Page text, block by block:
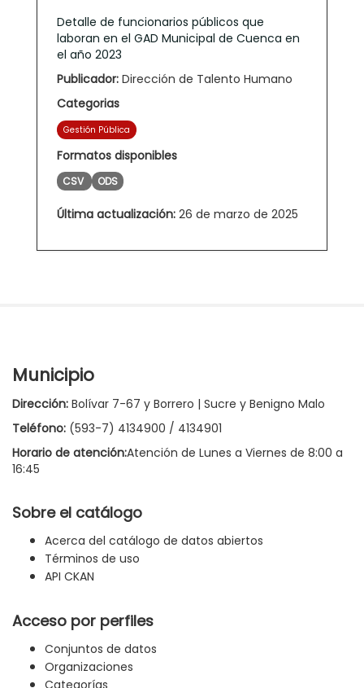
Detalle de funcionarios públicos que
laboran en el GAD Municipal de Cuenca en
el año 2023
Publicador: Dirección de Talento Humano
Categorias
Gestión Pública
Formatos disponibles
CSV ODS
Última actualización: 26 de marzo de 2025
Municipio
Dirección: Bolívar 7-67 y Borrero | Sucre y Benigno Malo
Teléfono: (593-7) 4134900 / 4134901
Horario de atención:Atención de Lunes a Viernes de 8:00 a
16:45
Sobre el catálogo
Acerca del catálogo de datos abiertos
Términos de uso
API CKAN
Acceso por perfiles
Conjuntos de datos
Organizaciones
Categorías